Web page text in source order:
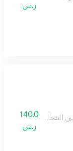
ر.س
الغربية والشرقية
140.0
ر.س